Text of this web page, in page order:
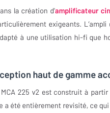
la création d'amplificateur
exigeants.
à une utilisation hi-fi que
haut de gamme
225 v2 est construit à
a été entièrement revisité, ce